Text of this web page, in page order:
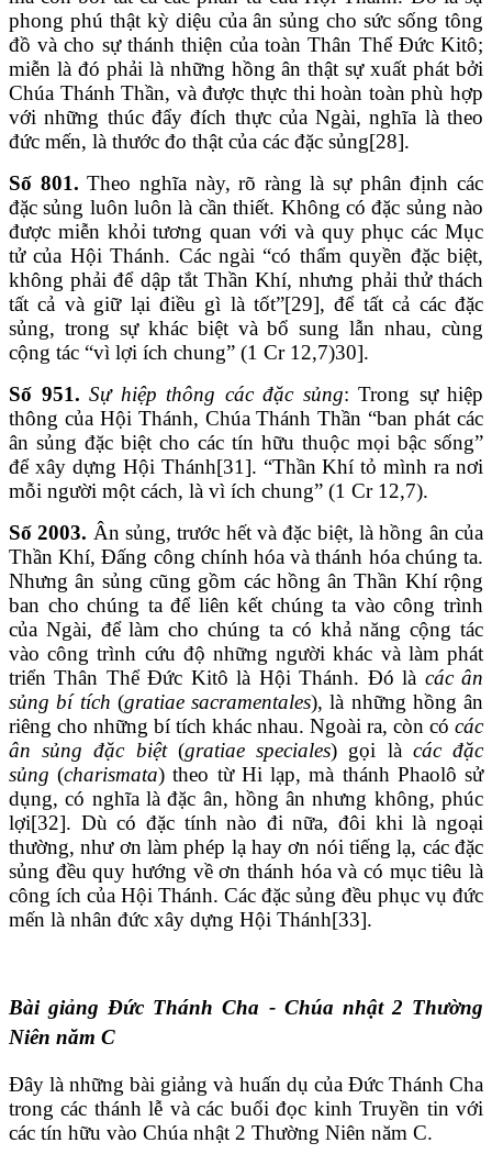
phong phú thật kỳ diệu của ân sủng cho sức sống tông
đồ và cho sự thánh thiện của toàn Thân Thể Đức Kitô;
miễn là đó phải là những hồng ân thật sự xuất phát bởi
Chúa Thánh Thần, và được thực thi hoàn toàn phù hợp
với những thúc đẩy đích thực của Ngài, nghĩa là theo
đức mến, là thước đo thật của các đặc sủng[28].
Số 801. Theo nghĩa này, rõ ràng là sự phân định các
đặc sủng luôn luôn là cần thiết. Không có đặc sủng nào
được miễn khỏi tương quan với và quy phục các Mục
tử của Hội Thánh. Các ngài “có thẩm quyền đặc biệt,
không phải để dập tắt Thần Khí, nhưng phải thử thách
tất cả và giữ lại điều gì là tốt”[29], để tất cả các đặc
sủng, trong sự khác biệt và bổ sung lẫn nhau, cùng
cộng tác “vì lợi ích chung” (1 Cr 12,7)30].
Số 951. Sự hiệp thông các đặc sủng: Trong sự hiệp
thông của Hội Thánh, Chúa Thánh Thần “ban phát các
ân sủng đặc biệt cho các tín hữu thuộc mọi bậc sống”
để xây dựng Hội Thánh[31]. “Thần Khí tỏ mình ra nơi
mỗi người một cách, là vì ích chung” (1 Cr 12,7).
Số 2003. Ân sủng, trước hết và đặc biệt, là hồng ân của
Thần Khí, Đấng công chính hóa và thánh hóa chúng ta.
Nhưng ân sủng cũng gồm các hồng ân Thần Khí rộng
ban cho chúng ta để liên kết chúng ta vào công trình
của Ngài, để làm cho chúng ta có khả năng cộng tác
vào công trình cứu độ những người khác và làm phát
triển Thân Thể Đức Kitô là Hội Thánh. Đó là các ân
sủng bí tích (gratiae sacramentales), là những hồng ân
riêng cho những bí tích khác nhau. Ngoài ra, còn có các
ân sủng đặc biệt(gratiae speciales) gọi là các đặc
sủng (charismata) theo từ Hi lạp, mà thánh Phaolô sử
dụng, có nghĩa là đặc ân, hồng ân nhưng không, phúc
lợi[32]. Dù có đặc tính nào đi nữa, đôi khi là ngoại
thường, như ơn làm phép lạ hay ơn nói tiếng lạ, các đặc
sủng đều quy hướng về ơn thánh hóa và có mục tiêu là
công ích của Hội Thánh. Các đặc sủng đều phục vụ đức
mến là nhân đức xây dựng Hội Thánh[33].
Bài giảng Đức Thánh Cha - Chúa nhật 2 Thường
Niên năm C
Đây là những bài giảng và huấn dụ của Đức Thánh Cha
trong các thánh lễ và các buổi đọc kinh Truyền tin với
các tín hữu vào Chúa nhật 2 Thường Niên năm C.